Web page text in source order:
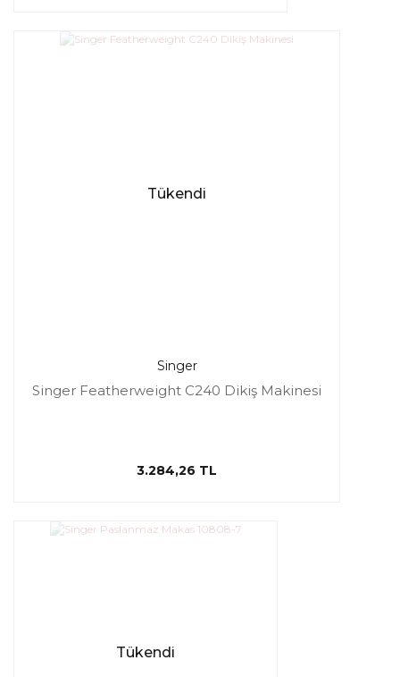
Tükendi
Singer
Singer Featherweight C240 Dikiş Makinesi
3.284,26 TL
Tükendi